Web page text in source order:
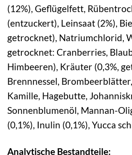
(12%), Geflügelfett,
(entzuckert), Leinsaat (2%),
getrocknet), Natriumchlorid,
getrocknet: Cranberries,
Himbeeren), Kräuter (0,3%,
Brennnessel,
Kamille, Hagebutte,
Sonnenblumenöl, Mannan-
(0,1%), Inulin (0,1%), Yucca
Analytische Bestandteile: